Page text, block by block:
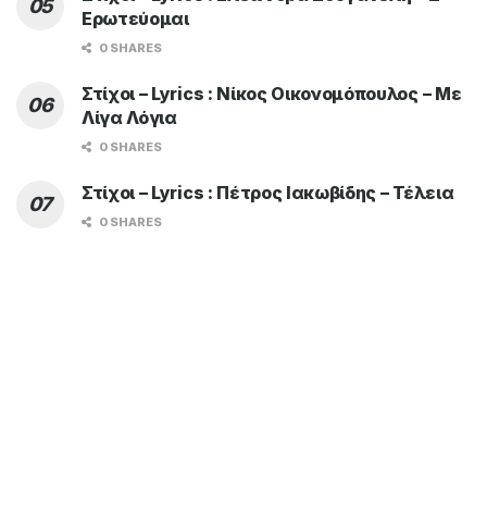
Ερωτεύομαι
0 SHARES
Στίχοι – Lyrics : Νίκος Οικονομόπουλος – Με
Λίγα Λόγια
0 SHARES
Στίχοι – Lyrics : Πέτρος Ιακωβίδης – Τέλεια
0 SHARES